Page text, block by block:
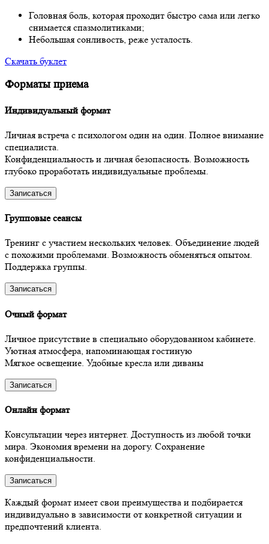
Головная боль, которая проходит быстро сама или легко
снимается спазмолитиками;
Небольшая сонливость, реже усталость.
Скачать буклет
Форматы приема
Индивидуальный формат
Личная встреча с психологом один на один. Полное внимание
специалиста.
Конфиденциальность и личная безопасность. Возможность
глубоко проработать индивидуальные проблемы.
Записаться
Групповые сеансы
Тренинг с участием нескольких человек. Объединение людей
с похожими проблемами. Возможность обменяться опытом.
Поддержка группы.
Записаться
Очный формат
Личное присутствие в специально оборудованном кабинете.
Уютная атмосфера, напоминающая гостиную
Мягкое освещение. Удобные кресла или диваны
Записаться
Онлайн формат
Консультации через интернет. Доступность из любой точки
мира. Экономия времени на дорогу. Сохранение
конфиденциальности.
Записаться
Каждый формат имеет свои преимущества и подбирается
индивидуально в зависимости от конкретной ситуации и
предпочтений клиента.